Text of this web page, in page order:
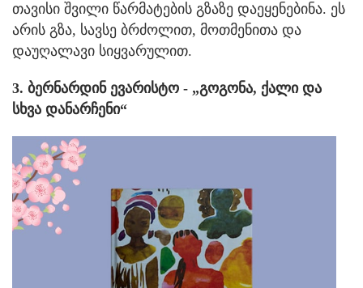
თავისი შვილი წარმატების გზაზე დაეყენებინა. ეს
არის გზა, სავსე ბრძოლით, მოთმენითა და
დაუღალავი სიყვარულით.
3. ბერნარდინ ევარისტო - „გოგონა, ქალი და
სხვა დანარჩენი“